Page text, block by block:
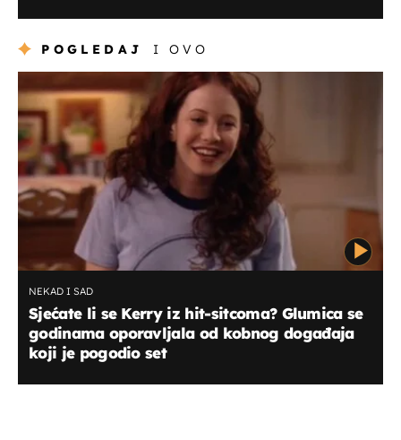
POGLEDAJ I OVO
NEKAD I SAD
Sjećate li se Kerry iz hit-sitcoma? Glumica se
godinama oporavljala od kobnog događaja
koji je pogodio set